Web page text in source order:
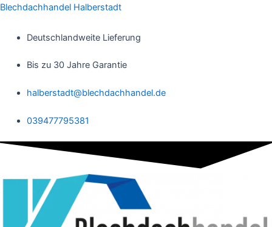
Zum
springen
Blechdachhandel Halberstadt
Deutschlandweite Lieferung
Bis zu 30 Jahre Garantie
halberstadt@blechdachhandel.de
039477795381